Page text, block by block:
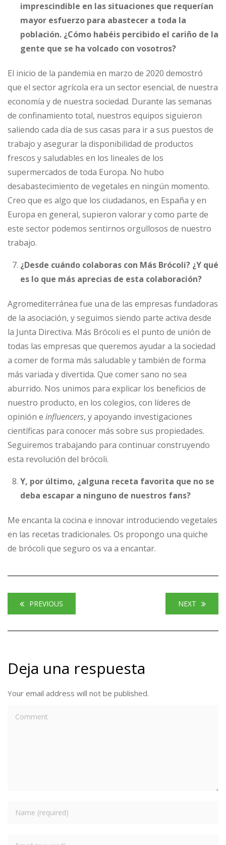
imprescindible en las situaciones que requerían
mayor esfuerzo para abastecer a toda la
población. ¿Cómo habéis percibido el cariño de la
gente que se ha volcado con vosotros?
El inicio de la pandemia en marzo de 2020 demostró
que el sector agrícola era un sector esencial, de nuestra
economía y de nuestra sociedad. Durante las semanas
de confinamiento total, nuestros equipos siguieron
saliendo cada día de sus casas para ir a sus puestos de
trabajo y asegurar la disponibilidad de productos
frescos y saludables en los lineales de los
supermercados de toda Europa. No hubo
desabastecimiento de vegetales en ningún momento.
Creo que es algo que los ciudadanos, en España y en
Europa en general, supieron valorar y como parte de
este sector podemos sentirnos orgullosos de nuestro
trabajo.
¿Desde cuándo colaboras con Más Brócoli? ¿Y qué
es lo que más aprecias de esta colaboración?
Agromediterránea fue una de las empresas fundadoras
de la asociación, y seguimos siendo parte activa desde
la Junta Directiva. Más Brócoli es el punto de unión de
todas las empresas que queremos ayudar a la sociedad
a comer de forma más saludable y también de forma
más variada y divertida. Que comer sano no sea
aburrido. Nos unimos para explicar los beneficios de
nuestro producto, en los colegios, con líderes de
opinión e influencers, y apoyando investigaciones
científicas para conocer más sobre sus propiedades.
Seguiremos trabajando para continuar construyendo
esta revolución del brócoli.
Y, por último, ¿alguna receta favorita que no se
deba escapar a ninguno de nuestros fans?
Me encanta la cocina e innovar introduciendo vegetales
en las recetas tradicionales. Os propongo una quiche
de brócoli que seguro os va a encantar.
PREVIOUS NEXT
Deja una respuesta
Your email address will not be published.